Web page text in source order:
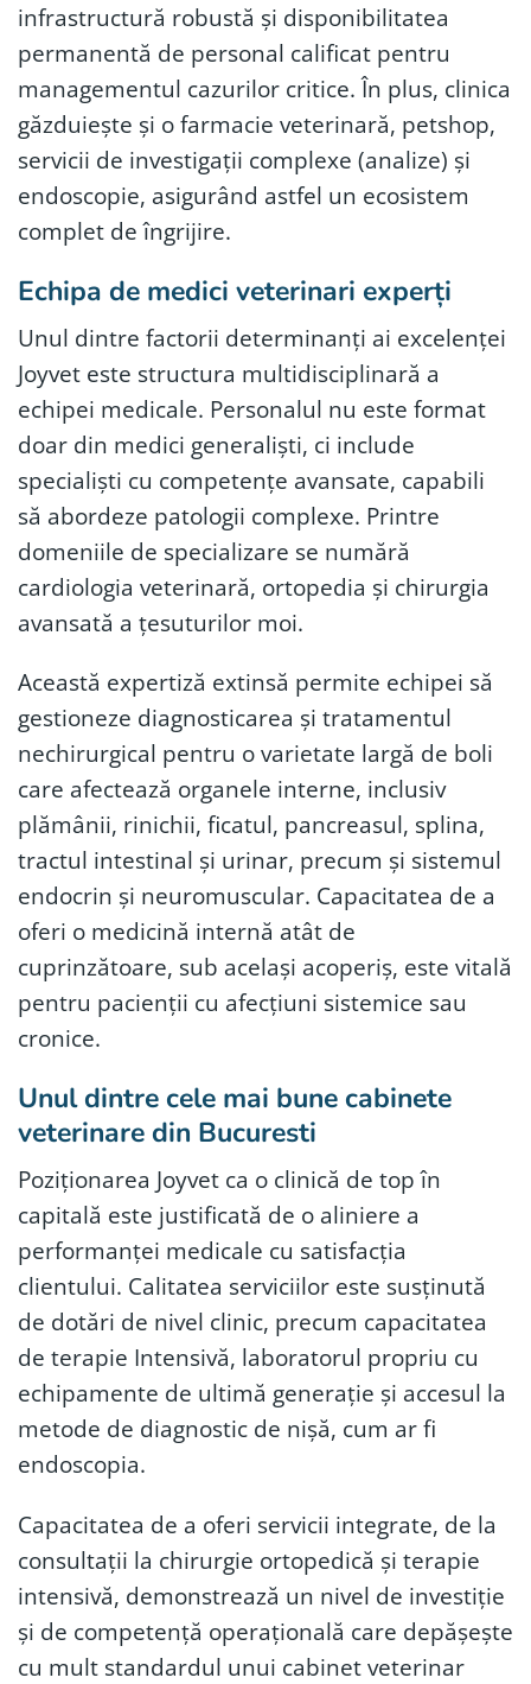
infrastructură robustă și disponibilitatea
permanentă de personal calificat pentru
managementul cazurilor critice. În plus, clinica
găzduiește și o farmacie veterinară, petshop,
servicii de investigații complexe (analize) și
endoscopie, asigurând astfel un ecosistem
complet de îngrijire.
Echipa de medici veterinari experți
Unul dintre factorii determinanți ai excelenței
Joyvet este structura multidisciplinară a
echipei medicale. Personalul nu este format
doar din medici generaliști, ci include
specialiști cu competențe avansate, capabili
să abordeze patologii complexe. Printre
domeniile de specializare se numără
cardiologia veterinară, ortopedia și chirurgia
avansată a țesuturilor moi.
Această expertiză extinsă permite echipei să
gestioneze diagnosticarea și tratamentul
nechirurgical pentru o varietate largă de boli
care afectează organele interne, inclusiv
plămânii, rinichii, ficatul, pancreasul, splina,
tractul intestinal și urinar, precum și sistemul
endocrin și neuromuscular. Capacitatea de a
oferi o medicină internă atât de
cuprinzătoare, sub același acoperiș, este vitală
pentru pacienții cu afecțiuni sistemice sau
cronice.
Unul dintre cele mai bune cabinete
veterinare din Bucuresti
Poziționarea Joyvet ca o clinică de top în
capitală este justificată de o aliniere a
performanței medicale cu satisfacția
clientului. Calitatea serviciilor este susținută
de dotări de nivel clinic, precum capacitatea
de terapie Intensivă, laboratorul propriu cu
echipamente de ultimă generație și accesul la
metode de diagnostic de nișă, cum ar fi
endoscopia.
Capacitatea de a oferi servicii integrate, de la
consultații la chirurgie ortopedică și terapie
intensivă, demonstrează un nivel de investiție
și de competență operațională care depășește
cu mult standardul unui cabinet veterinar